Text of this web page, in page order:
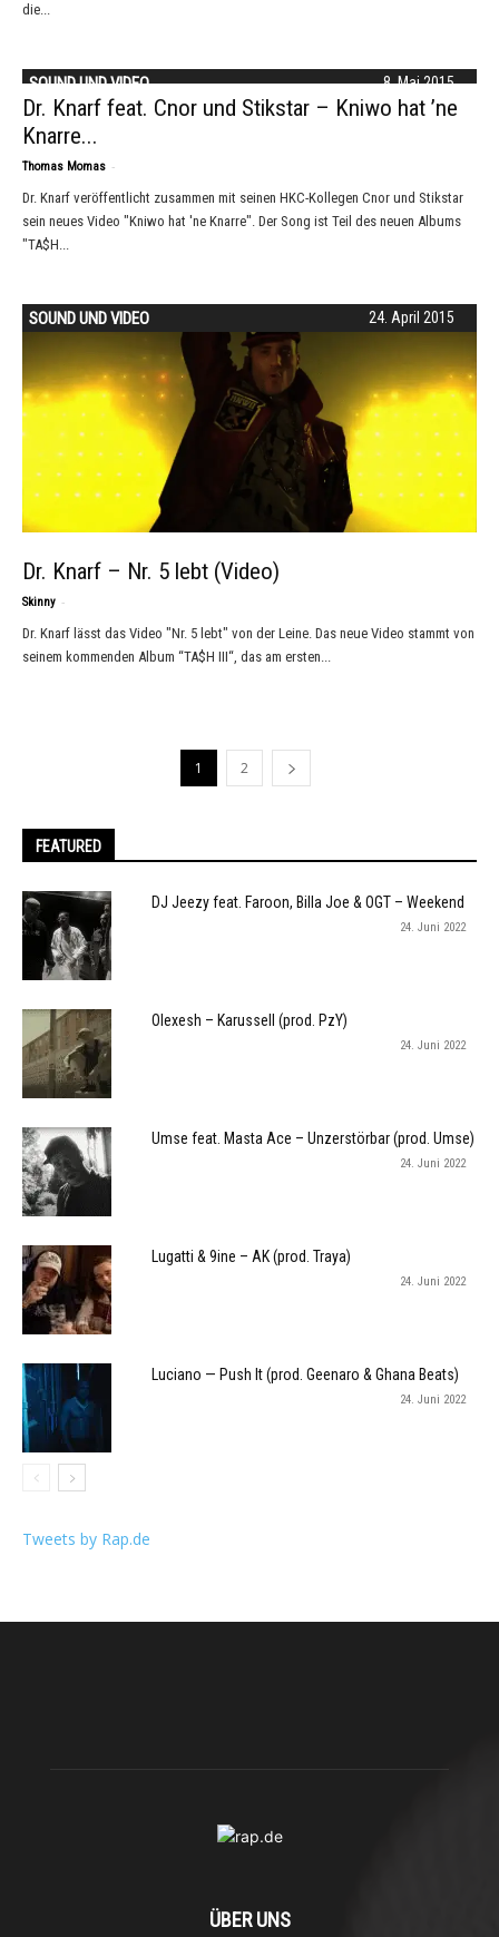
die...
8. Mai 2015
SOUND UND VIDEO
Dr. Knarf feat. Cnor und Stikstar – Kniwo hat ’ne
Knarre...
Thomas Momas -
Dr. Knarf veröffentlicht zusammen mit seinen HKC-Kollegen Cnor und Stikstar
sein neues Video "Kniwo hat 'ne Knarre". Der Song ist Teil des neuen Albums
"TA$H...
24. April 2015
SOUND UND VIDEO
Dr. Knarf – Nr. 5 lebt (Video)
Skinny -
Dr. Knarf lässt das Video "Nr. 5 lebt" von der Leine. Das neue Video stammt von
seinem kommenden Album “TA$H III“, das am ersten...
1 2
FEATURED
DJ Jeezy feat. Faroon, Billa Joe & OGT – Weekend
24. Juni 2022
Olexesh – Karussell (prod. PzY)
24. Juni 2022
Umse feat. Masta Ace – Unzerstörbar (prod. Umse)
24. Juni 2022
Lugatti & 9ine – AK (prod. Traya)
24. Juni 2022
Luciano — Push It (prod. Geenaro & Ghana Beats)
24. Juni 2022
Tweets by Rap.de
ÜBER UNS